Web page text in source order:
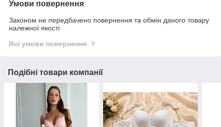
Умови повернення
Законом не передбачено повернення та обмін даного товару
належної якості
Всі умови повернення
Подібні товари компанії